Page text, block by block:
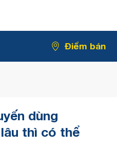
tiền liệt tuyến
Điểm bán
dùng
thì có thể